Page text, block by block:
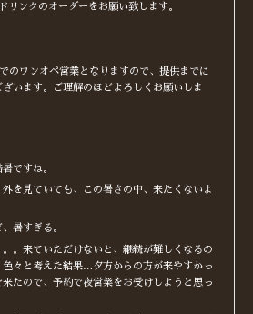
リンクのオーダーをお願い致します。
のワンオペ営業となりますので、提供までに
います。ご理解のほどよろしくお願いしま
ですね。
を見ていても、この暑さの中、来たくないよ
暑すぎる。
。来ていただけないと、継続が難しくなるの
色々と考えた結果…夕方からの方が来やすかっ
たので、予約で夜営業をお受けしようと思っ